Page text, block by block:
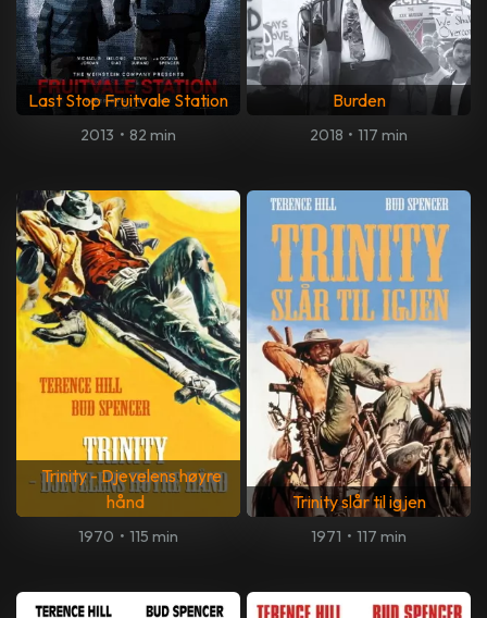
Last Stop Fruitvale Station
2013 • 82 min
Burden
2018 • 117 min
Trinity - Djevelens høyre
hånd
1970 • 115 min
Trinity slår til igjen
1971 • 117 min